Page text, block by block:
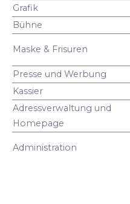
Grafik
Bühne
Maske & Frisuren
Presse und Werbung
Kassier
Adressverwaltung und
Homepage
Administration